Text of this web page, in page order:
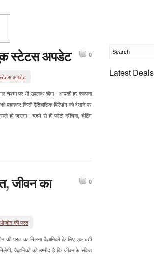
स्टेटस अपडेट 0
अपडेट
पर भी उपलब्‍ध होगा। आपकी हर कल्पना
किसी ऎतिहासिक बिल्डिंग को देखने पर
हो जाएगा। चश्मे से ही फोटो खींचना, चैटिंग
जीवन का
0
की परत
परत का मिलना वैज्ञानिकों के लिए एक बड़ी
वैज्ञानिकों को उम्मीद है कि जीवन के संकेत
Latest Deals